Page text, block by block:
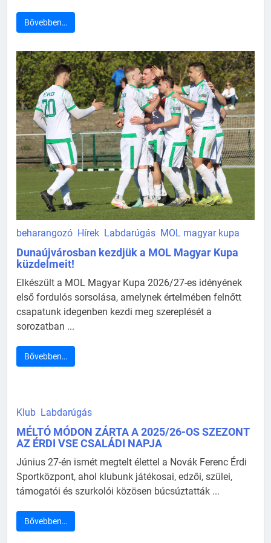
Bővebben…
beharangozó Hírek Labdarúgás MOL magyar kupa
Dunaújvárosban kezdjük a MOL Magyar Kupa
küzdelmeit!
Elkészült a MOL Magyar Kupa 2026/27-es idényének
első fordulós sorsolása, amelynek értelmében felnőtt
csapatunk idegenben kezdi meg szereplését a
sorozatban ...
Bővebben…
Klub Labdarúgás
MÉLTÓ MÓDON ZÁRTA A 2025/26-OS SZEZONT
AZ ÉRDI VSE CSALÁDI NAPJA
Június 27-én ismét megtelt élettel a Novák Ferenc Érdi
Sportközpont, ahol klubunk játékosai, edzői, szülei,
támogatói és szurkolói közösen búcsúztatták ...
Bővebben…